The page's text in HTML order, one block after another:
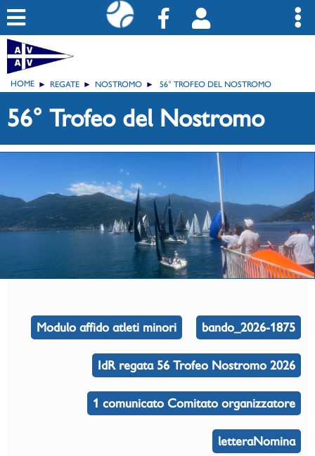
HOME REGATE NOSTROMO 56° TROFEO DEL NOSTROMO
56° Trofeo del Nostromo
Modulo affido atleti minori bando_2026-1875
IdR regata 56 Trofeo Nostromo 2026
1 comunicato Comitato organizzatore
letteraNomina